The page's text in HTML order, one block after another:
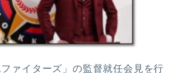
ファイターズ」の監督就任会見を行